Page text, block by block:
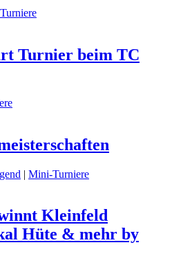
Turnier beim TC
| Mini-Turniere
Kleinfeld
Hüte & mehr by